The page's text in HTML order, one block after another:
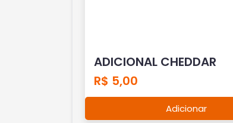
ADICIONAL CHEDDAR
R$ 5,00
Adicionar